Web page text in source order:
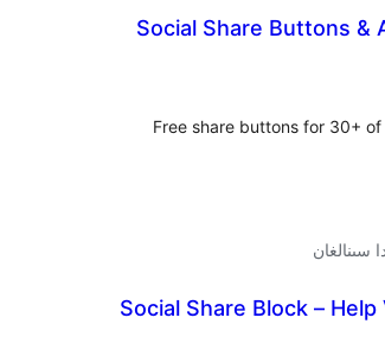
Social Share Buttons &
Free share buttons for 30+
Social Share Block –